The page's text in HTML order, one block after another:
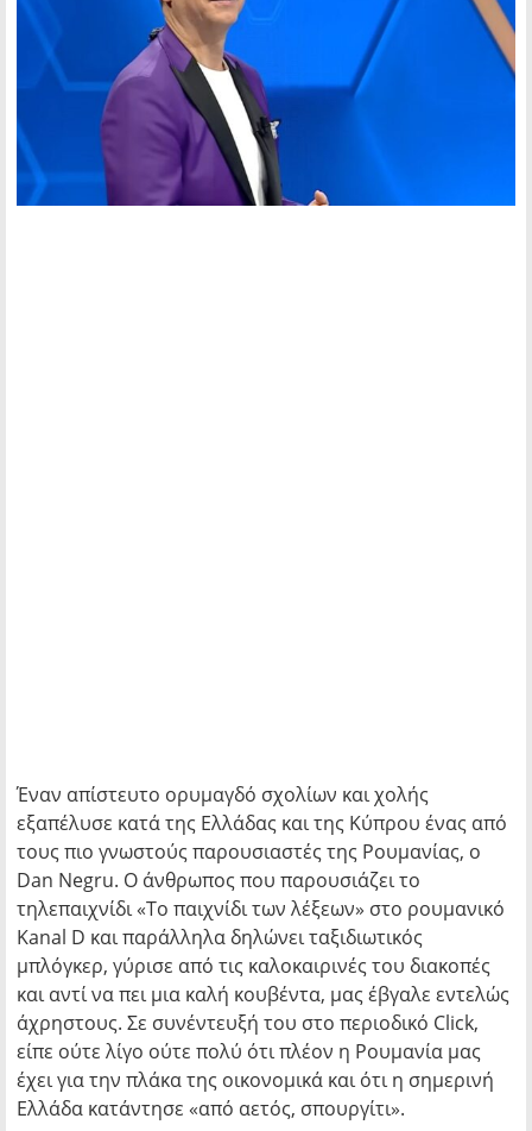
Έναν απίστευτο ορυμαγδό σχολίων και χολής
εξαπέλυσε κατά της Ελλάδας και της Κύπρου ένας από
τους πιο γνωστούς παρουσιαστές της Ρουμανίας, ο
Dan Negru. Ο άνθρωπος που παρουσιάζει το
τηλεπαιχνίδι «Το παιχνίδι των λέξεων» στο ρουμανικό
Kanal D και παράλληλα δηλώνει ταξιδιωτικός
μπλόγκερ, γύρισε από τις καλοκαιρινές του διακοπές
και αντί να πει μια καλή κουβέντα, μας έβγαλε εντελώς
άχρηστους. Σε συνέντευξή του στο περιοδικό Click,
είπε ούτε λίγο ούτε πολύ ότι πλέον η Ρουμανία μας
έχει για την πλάκα της οικονομικά και ότι η σημερινή
Ελλάδα κατάντησε «από αετός, σπουργίτι».